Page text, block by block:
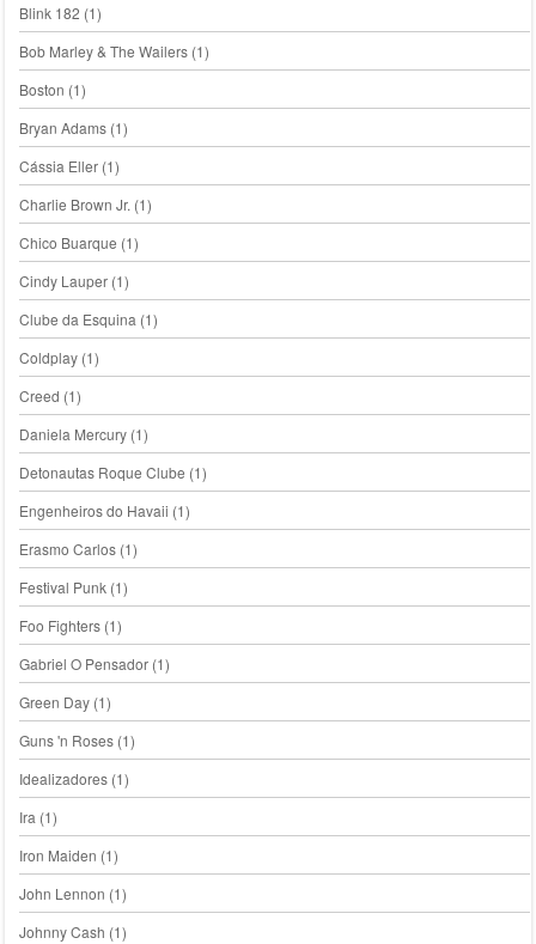
Blink 182 (1)
Bob Marley & The Wailers(1)
Boston (1)
Bryan Adams(1)
Cássia Eller(1)
Charlie Brown Jr. (1)
Chico Buarque (1)
Cindy Lauper(1)
Clube da Esquina (1)
Coldplay(1)
Creed (1)
Daniela Mercury(1)
Detonautas Roque Clube (1)
Engenheiros do Havaii (1)
Erasmo Carlos(1)
Festival Punk(1)
Foo Fighters(1)
Gabriel O Pensador(1)
Green Day(1)
Guns 'n Roses(1)
Idealizadores(1)
Ira (1)
Iron Maiden (1)
John Lennon (1)
Johnny Cash (1)